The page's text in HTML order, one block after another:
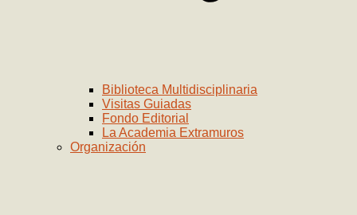
Biblioteca Multidisciplinaria
Visitas Guiadas
Fondo Editorial
La Academia Extramuros
Organización